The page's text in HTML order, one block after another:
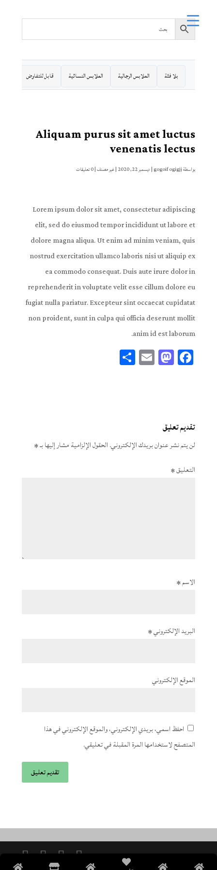
بلا فئة الملابس الرجالية الملابس النسائية قابل للتفاوض
Aliquam purus sit amet luctus
venenatis lectus
بواسطةgogoif ogigjj
|ديسمبر 22, 2020 |غير مصنف|0 تعليقات
Lorem ipsum dolor sit amet, consectetur adipiscing
elit, sed do eiusmod tempor incididunt ut labore et
dolore magna aliqua. Ut enim ad minim veniam, quis
nostrud exercitation ullamco laboris nisi ut aliquip ex
ea commodo consequat. Duis aute irure dolor in
reprehenderit in voluptate velit esse cillum dolore eu
fugiat nulla pariatur. Excepteur sint occaecat cupidatat
non proident, sunt in culpa qui officia deserunt mollit
anim id est laborum.
Fa
ce
M
ast
E
m
Sh
تقديم تعليق
لن يتم نشر عنوان بريدك الإلكتروني.الحقول الإلزامية مشار إليها بـ*
التعليق*
الاسم*
البريد الإلكتروني*
الموقع الإلكتروني
احفظ اسمي، بريدي الإلكتروني، والموقع الإلكتروني في هذا
المتصفح لاستخدامها المرة المقبلة في تعليقي.